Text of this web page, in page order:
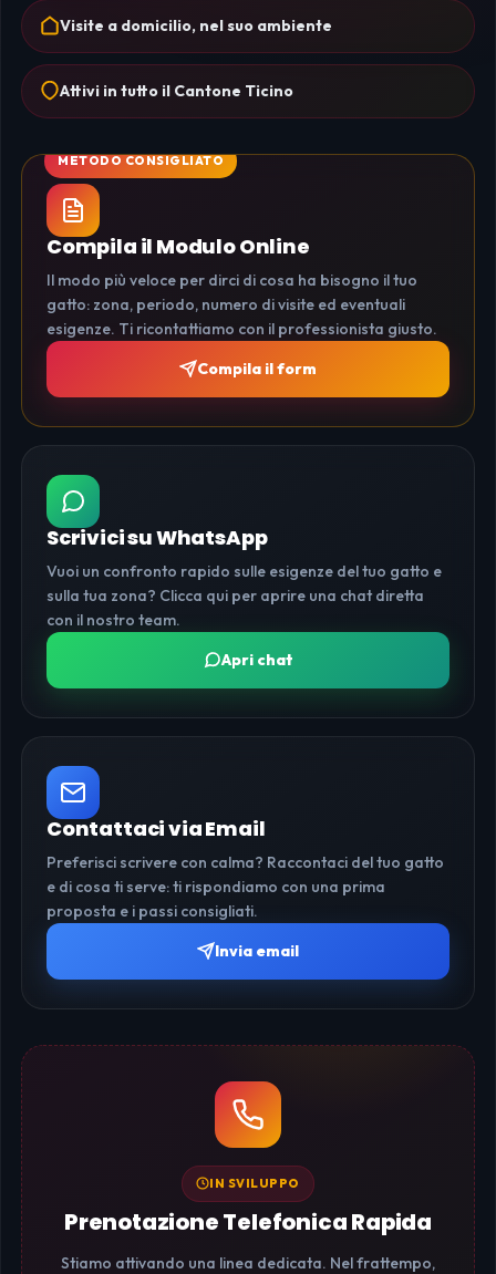
Visite a domicilio, nel suo ambiente
Attivi in tutto il Cantone Ticino
Compila il Modulo Online
Il modo più veloce per dirci di cosa ha bisogno il tuo
gatto: zona, periodo, numero di visite ed eventuali
esigenze. Ti ricontattiamo con il professionista giusto.
Compila il form
Scrivici su WhatsApp
Vuoi un confronto rapido sulle esigenze del tuo gatto e
sulla tua zona? Clicca qui per aprire una chat diretta
con il nostro team.
Apri chat
Contattaci via Email
Preferisci scrivere con calma? Raccontaci del tuo gatto
e di cosa ti serve: ti rispondiamo con una prima
proposta e i passi consigliati.
Invia email
IN SVILUPPO
Prenotazione Telefonica Rapida
Stiamo attivando una linea dedicata. Nel frattempo,